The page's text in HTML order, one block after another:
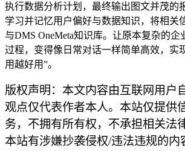
执行数据分析计划，最终输出图文并茂的
学习并记忆用户偏好与数据知识，将相关
与DMS OneMeta知识库。让原本复杂的
过程，变得像日常对话一样简单高效，实
用越好用”。
版权声明：本文内容由互联网用户
观点仅代表作者本人。本站仅提供
务，不拥有所有权，不承担相关法
本站有涉嫌抄袭侵权/违法违规的内